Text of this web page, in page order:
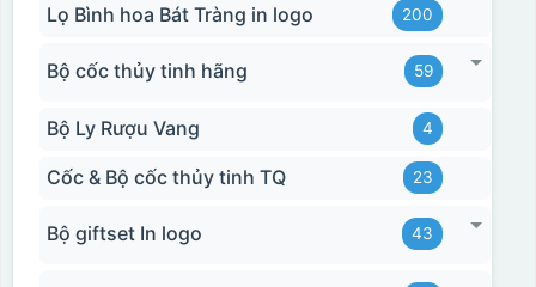
Lọ Bình hoa Bát Tràng in logo 200
Bộ cốc thủy tinh hãng 59
Bộ Ly Rượu Vang 4
Cốc & Bộ cốc thủy tinh TQ 23
Bộ giftset In logo 43